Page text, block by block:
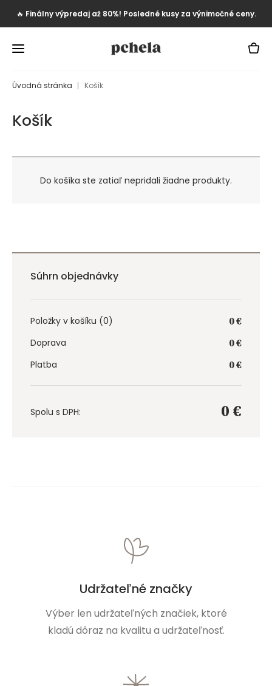
🔥 Finálny výpredaj až 80%! Posledné kusy za výnimočné ceny.
Úvodná stránka Košík
Košík
Do košíka ste zatiaľ nepridali žiadne produkty.
Súhrn objednávky
Položky v košíku (0)
0 €
Doprava
0 €
Platba
0 €
Spolu s DPH: 0 €
Udržateľné značky
Výber len udržateľných značiek, ktoré
kladú dôraz na kvalitu a udržateľnosť.